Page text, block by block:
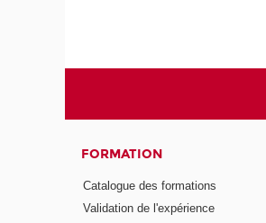
FORMATION
Catalogue des formations
Validation de l'expérience